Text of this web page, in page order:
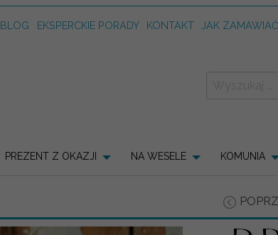
BLOG EKSPERCKIE PORADY KONTAKT JAK ZAMAWIAĆ
PREZENT Z OKAZJI NA WESELE KOMUNIA